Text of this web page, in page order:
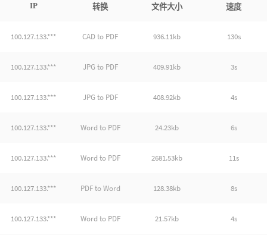
IP 转换 文件大小 速度
100.127.133.*** CAD to PDF 936.11kb 130s
100.127.133.*** JPG to PDF 409.91kb 3s
100.127.133.*** JPG to PDF 408.92kb 4s
100.127.133.*** Word to PDF 24.23kb 6s
100.127.133.*** Word to PDF 2681.53kb 11s
100.127.133.*** PDF to Word 128.38kb 8s
100.127.133.*** Word to PDF 21.57kb 4s